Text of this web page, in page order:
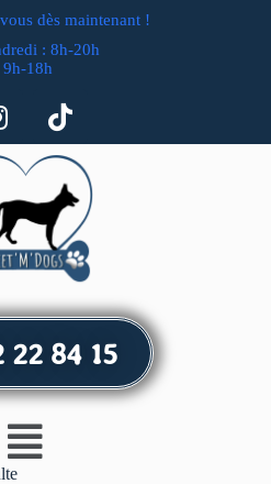
dès maintenant !
: 8h-20h
9h-18h
22 84 15